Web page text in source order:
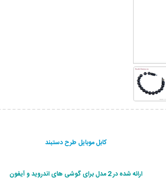
کابل موبایل طرح دستبند
ارائه شده در 2 مدل برای گوشی های اندروید و آیفون